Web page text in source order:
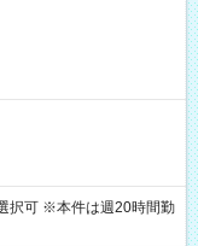
択可 ※本件は週20時間勤